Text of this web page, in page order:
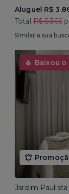
Aluguel R$
Total R$ 5.366
Similar a sua
Baixou
Jardim Paulista